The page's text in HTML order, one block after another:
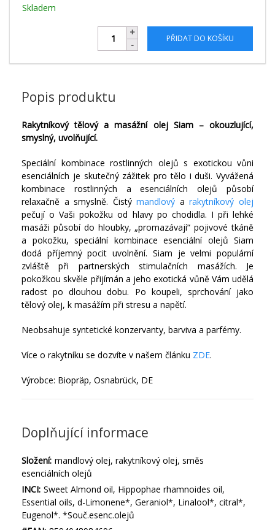
Skladem
PŘIDAT DO KOŠÍKU
Popis produktu
Rakytníkový tělový a masážní olej Siam – okouzlující,
smyslný, uvolňující.
Speciální kombinace rostlinných olejů s exotickou vůni
esenciálních je skutečný zážitek pro tělo i duši. Vyvážená
kombinace rostlinných a esenciálních olejů působí
relaxačně a smyslně. Čistýmandlový arakytníkový olej
pečují o Vaši pokožku od hlavy po chodidla. I při lehké
masáži působí do hloubky, „promazávají“ pojivové tkáně
a pokožku, speciální kombinace esenciální olejů Siam
dodá příjemný pocit uvolnění. Siam je velmi populární
zvláště při partnerských stimulačních masážích. Je
pokožkou skvěle přijímán a jeho exotická vůně Vám udělá
radost po dlouhou dobu. Po koupeli, sprchování jako
tělový olej, k masážím při stresu a napětí.
Neobsahuje syntetické konzervanty, barviva a parfémy.
Více o rakytníku se dozvíte v našem článku ZDE.
Výrobce: Biopräp, Osnabrück, DE
Doplňující informace
Složení: mandlový olej, rakytníkový olej, směs
esenciálních olejů
INCI: Sweet Almond oil, Hippophae rhamnoides oil,
Essential oils, d-Limonene*, Geraniol*, Linalool*, citral*,
Eugenol*. *Souč.esenc.olejů